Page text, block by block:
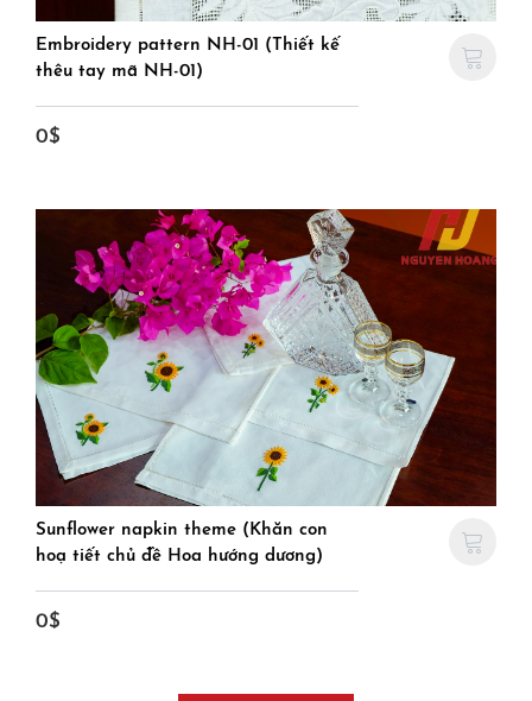
Embroidery pattern NH-01 (Thiết kế
thêu tay mã NH-01)
0$
Sunflower napkin theme (Khăn con
hoạ tiết chủ đề Hoa hướng dương)
0$